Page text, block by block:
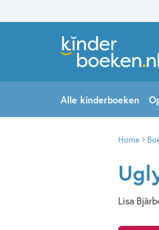
Alle kinderboeken
Home
Lisa